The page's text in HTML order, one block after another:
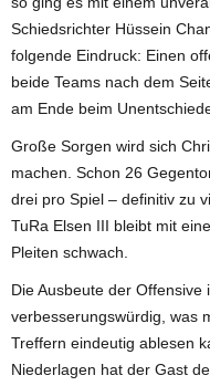
Schiedsrichter Hüssein
folgende Eindruck: Einen
beide Teams nach dem
am Ende beim
Große Sorgen wird sich
machen. Schon 26
drei pro Spiel – definitiv zu
TuRa Elsen III bleibt mit
Pleiten schwach.
Die Ausbeute der
verbesserungswürdig, was
Treffern eindeutig ablesen
Niederlagen hat der Gast